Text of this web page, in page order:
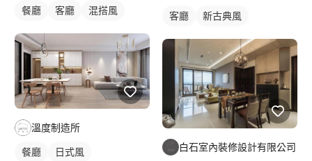
餐廳 客廳 混搭風
溫度制造所
餐廳 日式風
客廳 新古典風
白石室內裝修設計有限公司